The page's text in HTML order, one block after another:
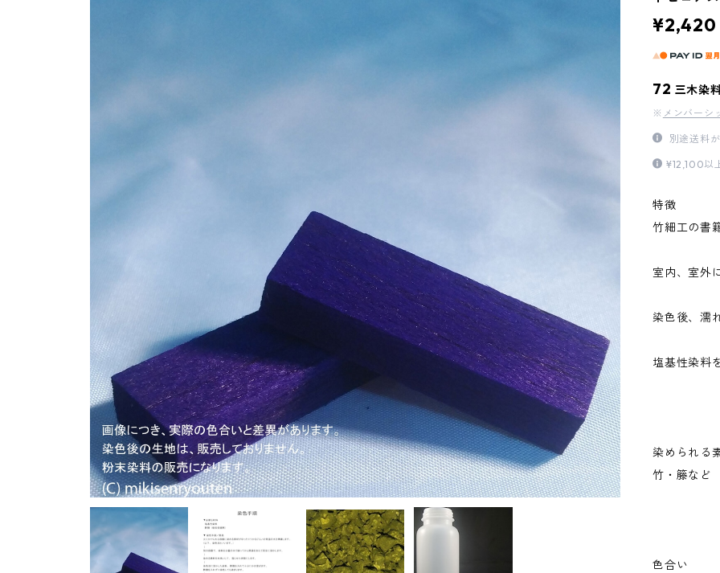
¥2,420
72 三木染
※ メンバーシ
別途送料
¥12,100以
特徴
竹細工の書
室内、室外
染色後、濡
塩基性染料
染められる
竹・籐など
色合い